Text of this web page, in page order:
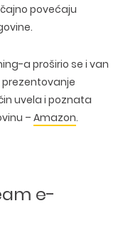
povećaju
a proširio se i van
uvela i poznata
– Amazon.
e-